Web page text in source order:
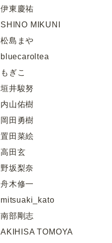
伊東慶祐
SHINO MIKUNI
松島まや
bluecaroltea
もぎこ
垣井駿努
内山佑樹
岡田勇樹
置田菜絵
高田玄
野坂梨奈
舟木修一
mitsuaki_kato
南部剛志
AKIHISA TOMOYA